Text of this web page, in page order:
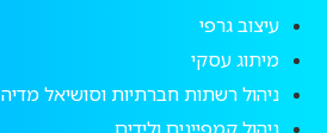
עיצוב גרפי
מיתוג עסקי
ניהול רשתות חברתיות וסושיאל מדיה